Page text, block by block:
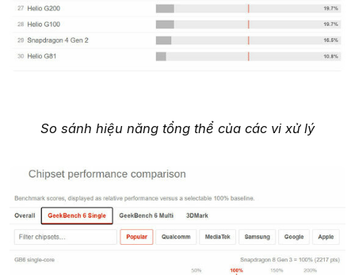
So sánh hiệu năng tổng thể của các vi xử lý